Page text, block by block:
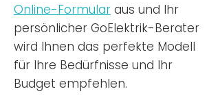
Online-Formular aus und Ihr
persönlicher GoElektrik-Berater
wird Ihnen das perfekte Modell
für Ihre Bedürfnisse und Ihr
Budget empfehlen.